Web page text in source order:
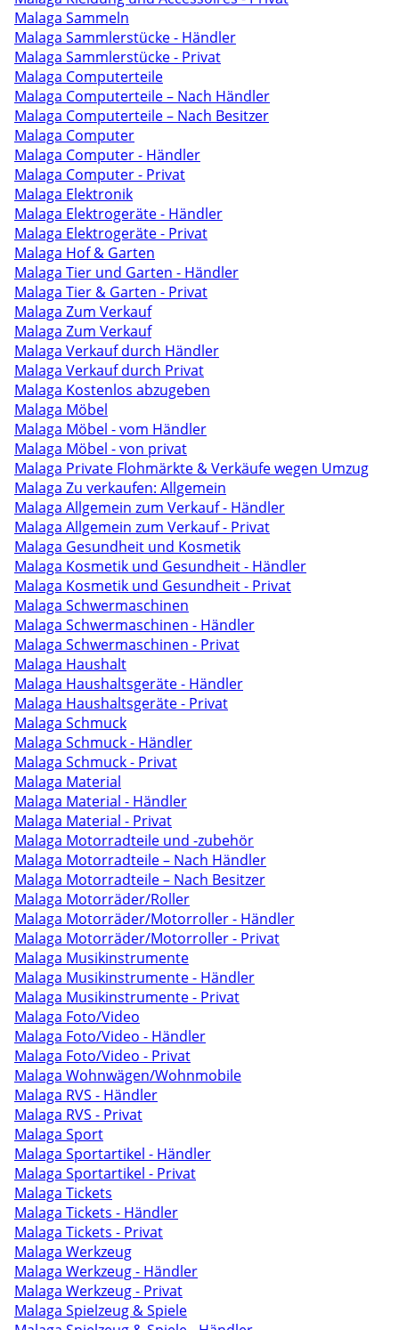
Malaga Sammeln
Malaga Sammlerstücke - Händler
Malaga Sammlerstücke - Privat
Malaga Computerteile
Malaga Computerteile – Nach Händler
Malaga Computerteile – Nach Besitzer
Malaga Computer
Malaga Computer - Händler
Malaga Computer - Privat
Malaga Elektronik
Malaga Elektrogeräte - Händler
Malaga Elektrogeräte - Privat
Malaga Hof & Garten
Malaga Tier und Garten - Händler
Malaga Tier & Garten - Privat
Malaga Zum Verkauf
Malaga Zum Verkauf
Malaga Verkauf durch Händler
Malaga Verkauf durch Privat
Malaga Kostenlos abzugeben
Malaga Möbel
Malaga Möbel - vom Händler
Malaga Möbel - von privat
Malaga Private Flohmärkte & Verkäufe wegen Umzug
Malaga Zu verkaufen: Allgemein
Malaga Allgemein zum Verkauf - Händler
Malaga Allgemein zum Verkauf - Privat
Malaga Gesundheit und Kosmetik
Malaga Kosmetik und Gesundheit - Händler
Malaga Kosmetik und Gesundheit - Privat
Malaga Schwermaschinen
Malaga Schwermaschinen - Händler
Malaga Schwermaschinen - Privat
Malaga Haushalt
Malaga Haushaltsgeräte - Händler
Malaga Haushaltsgeräte - Privat
Malaga Schmuck
Malaga Schmuck - Händler
Malaga Schmuck - Privat
Malaga Material
Malaga Material - Händler
Malaga Material - Privat
Malaga Motorradteile und -zubehör
Malaga Motorradteile – Nach Händler
Malaga Motorradteile – Nach Besitzer
Malaga Motorräder/Roller
Malaga Motorräder/Motorroller - Händler
Malaga Motorräder/Motorroller - Privat
Malaga Musikinstrumente
Malaga Musikinstrumente - Händler
Malaga Musikinstrumente - Privat
Malaga Foto/Video
Malaga Foto/Video - Händler
Malaga Foto/Video - Privat
Malaga Wohnwägen/Wohnmobile
Malaga RVS - Händler
Malaga RVS - Privat
Malaga Sport
Malaga Sportartikel - Händler
Malaga Sportartikel - Privat
Malaga Tickets
Malaga Tickets - Händler
Malaga Tickets - Privat
Malaga Werkzeug
Malaga Werkzeug - Händler
Malaga Werkzeug - Privat
Malaga Spielzeug & Spiele